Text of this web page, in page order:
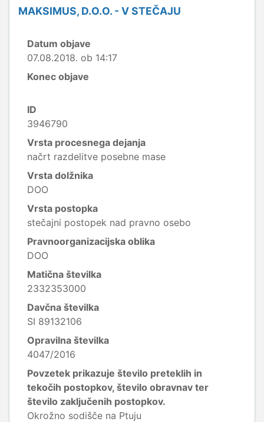
MAKSIMUS, D.O.O. - V STEČAJU
Datum objave
07.08.2018. ob 14:17
Konec objave
ID
3946790
Vrsta procesnega dejanja
načrt razdelitve posebne mase
Vrsta dolžnika
DOO
Vrsta postopka
stečajni postopek nad pravno osebo
Pravnoorganizacijska oblika
DOO
Matična številka
2332353000
Davčna številka
SI 89132106
Opravilna številka
4047/2016
Povzetek prikazuje število preteklih in
tekočih postopkov, število obravnav ter
število zaključenih postopkov.
Okrožno sodišče na Ptuju